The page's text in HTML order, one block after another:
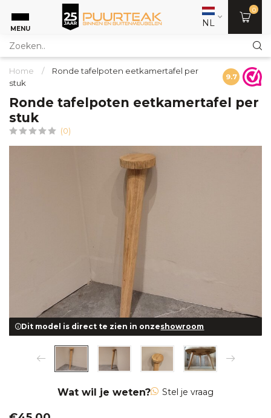
MENU NL
0
Home /
Ronde tafelpoten eetkamertafel per
stuk
9.7
Ronde tafelpoten eetkamertafel per
stuk
(0)
Dit model is direct te zien in onzeshowroom
Wat wil je weten? Stel je vraag